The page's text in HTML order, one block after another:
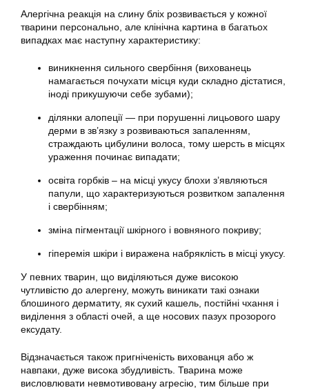
Алергічна реакція на слину бліх розвивається у кожної
тварини персонально, але клінічна картина в багатьох
випадках має наступну характеристику:
виникнення сильного свербіння (вихованець
намагається почухати місця куди складно дістатися,
іноді прикушуючи себе зубами);
ділянки алопеції — при порушенні лицьового шару
дерми в зв’язку з розвиваються запаленням,
страждають цибулини волоса, тому шерсть в місцях
ураження починає випадати;
освіта горбків – на місці укусу блохи з’являються
папули, що характеризуються розвитком запалення
і свербінням;
зміна пігментації шкірного і вовняного покриву;
гіперемія шкіри і виражена набряклість в місці укусу.
У певних тварин, що виділяються дуже високою
чутливістю до алергену, можуть виникати такі ознаки
блошиного дерматиту, як сухий кашель, постійні чхання і
виділення з області очей, а ще носових пазух прозорого
ексудату.
Відзначається також пригніченість вихованця або ж
навпаки, дуже висока збудливість. Тварина може
висловлювати невмотивовану агресію, тим більше при